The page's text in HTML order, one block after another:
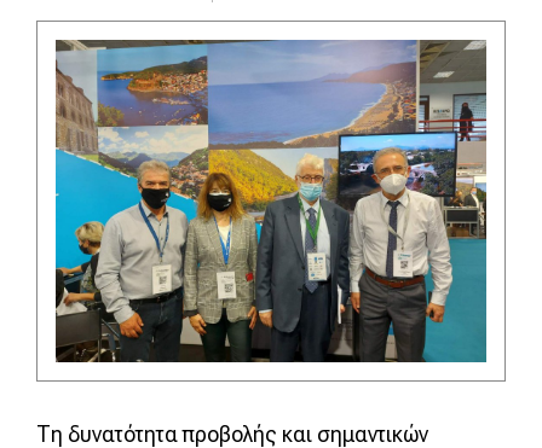
Τη δυνατότητα προβολής και σημαντικών